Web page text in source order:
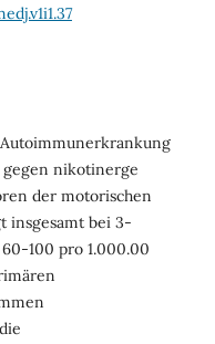
nikotinerge
der motorischen
insgesamt bei 3-
100 pro 1.000.00